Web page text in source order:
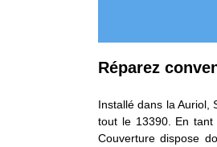
Réparez
Installé dans la Auriol,
tout le 13390. En tant
Couverture dispose